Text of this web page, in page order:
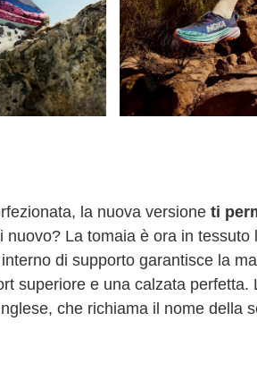
la nuova versione ti
nuovo? La tomaia è ora in tessuto
di supporto garantisce la
superiore e una calzata perfetta.
che richiama il nome della